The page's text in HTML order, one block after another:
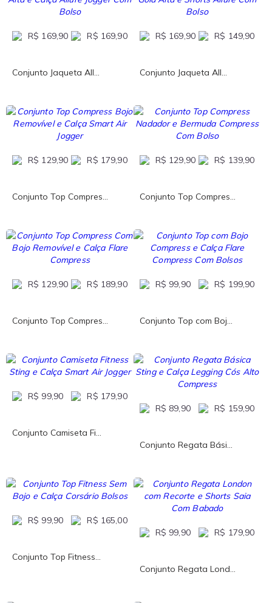
R$ 169,90 R$ 169,90
Conjunto Jaqueta All...
R$ 169,90 R$ 149,90
Conjunto Jaqueta All...
R$ 129,90 R$ 179,90
Conjunto Top Compres...
R$ 129,90 R$ 139,90
Conjunto Top Compres...
R$ 129,90 R$ 189,90
Conjunto Top Compres...
R$ 99,90 R$ 199,90
Conjunto Top com Boj...
R$ 99,90 R$ 179,90
Conjunto Camiseta Fi...
R$ 89,90 R$ 159,90
Conjunto Regata Bási...
R$ 99,90 R$ 165,00
Conjunto Top Fitness...
R$ 99,90 R$ 179,90
Conjunto Regata Lond...